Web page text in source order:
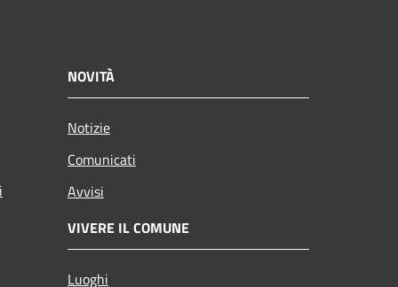
NOVITÀ
Notizie
Comunicati
Avvisi
VIVERE IL COMUNE
Luoghi